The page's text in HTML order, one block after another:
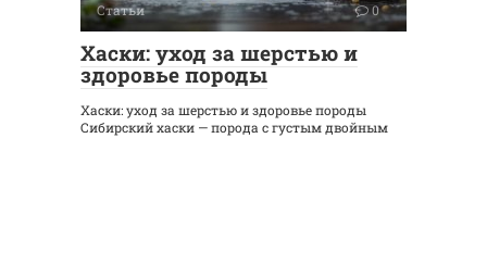
Статьи 0
Хаски: уход за шерстью и
здоровье породы
Хаски: уход за шерстью и здоровье породы
Сибирский хаски — порода с густым двойным